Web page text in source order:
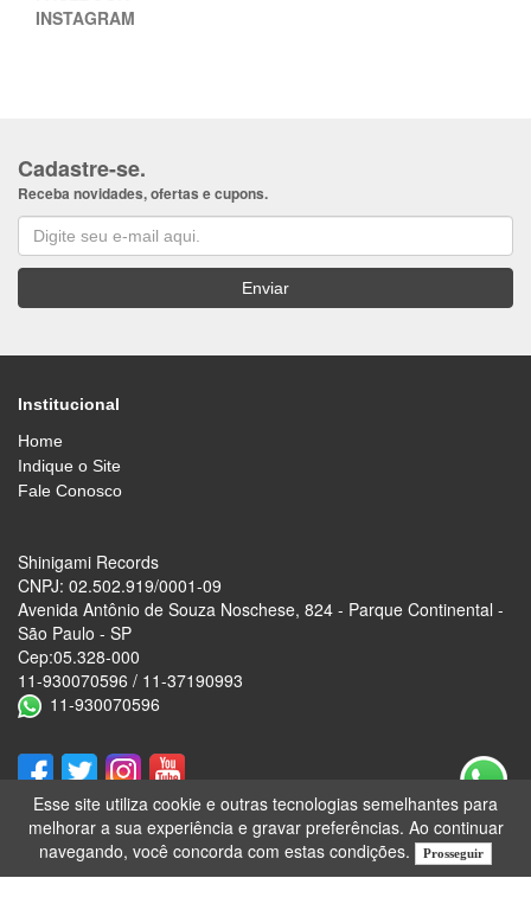
Esse site utiliza cookie e outras tecnologias semelhantes para
melhorar a sua experiência e gravar preferências. Ao continuar
navegando, você concorda com estas condições.
Prosseguir
INSTAGRAM
Cadastre-se.
Receba novidades, ofertas e cupons.
Institucional
Home
Indique o Site
Fale Conosco
Shinigami Records
CNPJ: 02.502.919/0001-09
Avenida Antônio de Souza Noschese, 824 - Parque Continental -
São Paulo - SP
Cep:05.328-000
11-930070596 / 11-37190993
11-930070596